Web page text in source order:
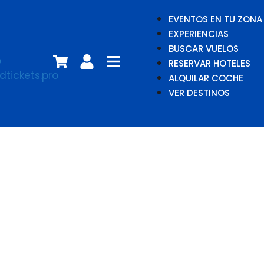
EVENTOS EN TU ZONA
EXPERIENCIAS
BUSCAR VUELOS
RESERVAR HOTELES
ALQUILAR COCHE
VER DESTINOS